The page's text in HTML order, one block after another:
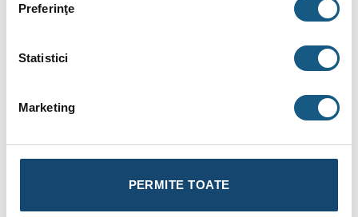
Preferinţe
Statistici
Marketing
PERMITE TOATE
Racordul prin presare
pentru teava multistrat se potriveste
sanitara, oferind o solutie sigura si eficienta pentru
un sistem de etansare rezultat in urma deformarii mecanice a
mansonului din otel inoxidabil, asigurand astfel o fixare etansa
Produse similare